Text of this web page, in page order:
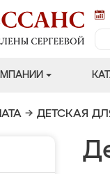
→ ДЕТСКАЯ